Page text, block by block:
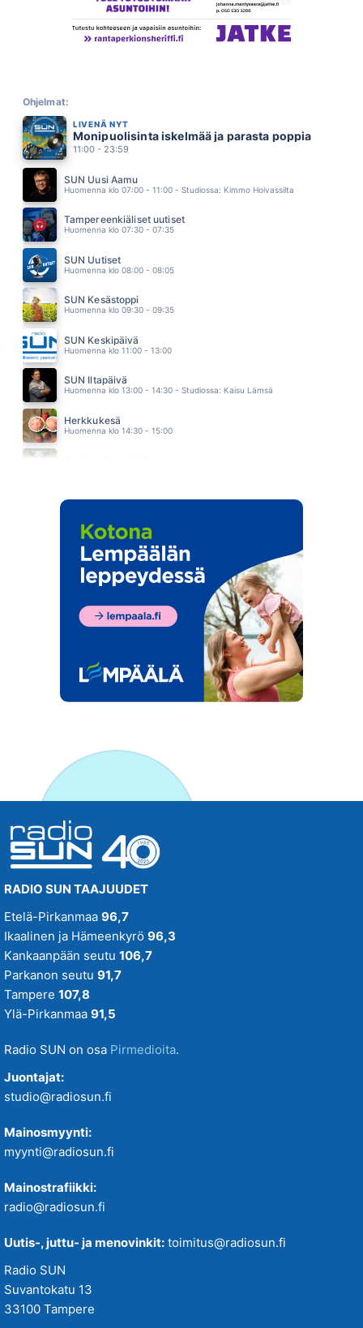
BUS STOP
HOLLIES
15.17
HELI RUOTSALAINEN
15.11
SUN FOREVER
MARISKA
15.08
TIINA PITKÄNEN
15.05
HEIDI PAKARINEN
15.01
JASON DERULO
14.55
Ohjelmat:
LIVENÄ NYT
Monipuolisinta iskelmää ja parasta poppia
11:00 - 23:59
SUN Uusi Aamu
Huomenna klo 07:00 - 11:00 - Studiossa: Kimmo Hoivassilta
Tampereenkiäliset uutiset
Huomenna klo 07:30 - 07:35
SUN Uutiset
Huomenna klo 08:00 - 08:05
SUN Kesästoppi
Huomenna klo 09:30 - 09:35
SUN Keskipäivä
Huomenna klo 11:00 - 13:00
SUN Iltapäivä
Huomenna klo 13:00 - 14:30 - Studiossa: Kaisu Lämsä
Herkkukesä
Huomenna klo 14:30 - 15:00
RADIO SUN TAAJUUDET
Etelä-Pirkanmaa 96,7
Ikaalinen ja Hämeenkyrö 96,3
Kankaanpään seutu 106,7
Parkanon seutu 91,7
Tampere 107,8
Ylä-Pirkanmaa 91,5
Radio SUN on osa Pirmedioita.
Juontajat:
studio@radiosun.fi
Mainosmyynti:
myynti@radiosun.fi
Mainostrafiikki:
radio@radiosun.fi
Uutis-, juttu- ja menovinkit: toimitus@radiosun.fi
Radio SUN
Suvantokatu 13
33100 Tampere